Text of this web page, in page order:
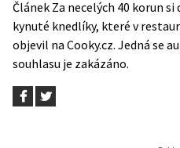
Článek Za necelých 40 korun
kynuté knedlíky, které v
objevil na Cooky.cz. Jedná se
souhlasu je zakázáno.